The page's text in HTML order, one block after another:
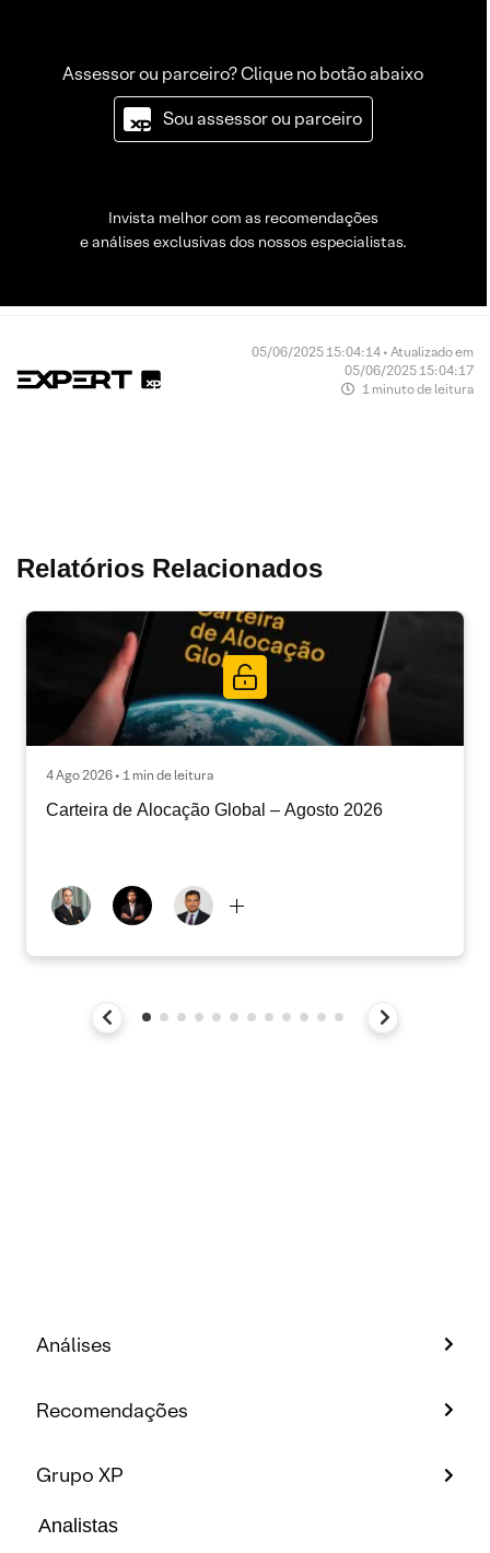
Assessor ou parceiro? Clique no botão abaixo
Sou assessor ou parceiro
Invista melhor com as recomendações
e análises exclusivas dos nossos especialistas.
05/06/2025 15:04:14 • Atualizado em
05/06/2025 15:04:17
1 minuto de leitura
Relatórios Relacionados
4 Ago 2026 • 1 min de leitura
Carteira de Alocação Global – Agosto 2026
Análises
Recomendações
Grupo XP
Analistas